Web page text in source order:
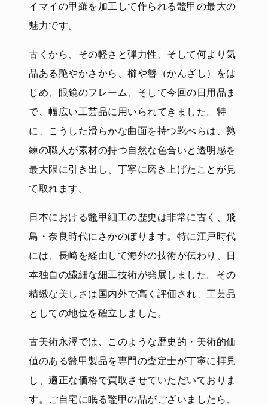
イマイの甲羅を加工して作られる鼈甲の最大の
魅力です。
古くから、その軽さと弾力性、そして何より気
品ある艶やかさから、櫛や簪（かんざし）をは
じめ、眼鏡のフレーム、そして今回の日用品ま
で、幅広い工芸品に用いられてきました。特
に、こうした滑らかな曲面を持つ靴べらは、熟
練の職人が素材の持つ自然な色合いと透明感を
最大限に引き出し、丁寧に磨き上げたことが見
て取れます。
日本における鼈甲細工の歴史は非常に古く、飛
鳥・奈良時代にさかのぼります。特に江戸時代
には、長崎を経由して海外の技術が伝わり、日
本独自の繊細な細工技術が発展しました。その
精緻な美しさは国内外で高く評価され、工芸品
としての地位を確立しました。
古美術永澤では、このような歴史的・美術的価
値のある鼈甲製品を専門の査定士が丁寧に拝見
し、適正な価格で買取させていただいておりま
す。ご自宅に眠る鼈甲の品がございましたら、